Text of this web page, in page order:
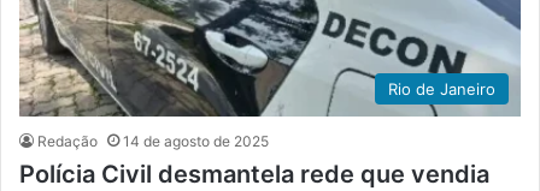
Rio de Janeiro
Redação 14 de agosto de 2025
Polícia Civil desmantela rede que vendia